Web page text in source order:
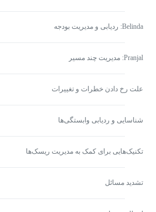
علت رخ دادن خطرات و تغییرات
شناسایی و ردیابی وابستگی‌ها
تکنیک‌هایی برای کمک به مدیریت ریسک‌ها
تشدید مسائل